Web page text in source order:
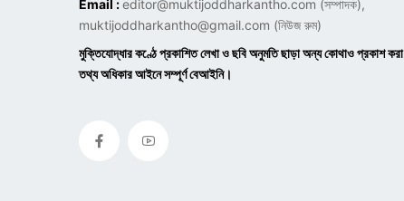
Email :editor@muktijoddharkantho.com (সম্পাদক),
muktijoddharkantho@gmail.com (নিউজ রুম)
মুক্তিযোদ্ধার কণ্ঠে প্রকাশিত লেখা ও ছবি অনুমতি ছাড়া অন্য কোথাও প্রকাশ করা
তথ্য অধিকার আইনে সম্পূর্ণ বেআইনি।